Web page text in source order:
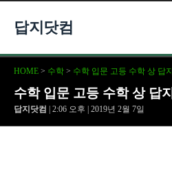
답지닷컴
HOME > 수학 > 수학 입문 고등 수학 상 답지
수학 입문 고등 수학 상 답지
답지닷컴 | 2:06 오후 | 2019년 2월 7일